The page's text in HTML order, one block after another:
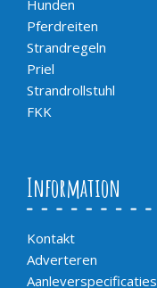
Hunden
Pferdreiten
Strandregeln
Priel
Strandrollstuhl
FKK
Information
Kontakt
Adverteren
Aanleverspecificaties